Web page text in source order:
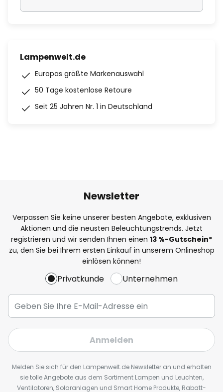
Lampenwelt.de
Europas größte Markenauswahl
50 Tage kostenlose Retoure
Seit 25 Jahren Nr. 1 in Deutschland
Newsletter
Verpassen Sie keine unserer besten Angebote, exklusiven
Aktionen und die neusten Beleuchtungstrends. Jetzt
registrieren und wir senden Ihnen einen 13 %-Gutschein*
zu, den Sie bei Ihrem ersten Einkauf in unserem Onlineshop
einlösen können!
Privatkunde Unternehmen
Anmelden
Melden Sie sich für den Lampenwelt.de Newsletter an und erhalten
sie tolle Angebote aus dem Sortiment Lampen und Leuchten,
Ventilatoren, Solaranlagen und Smart Home Produkte, Rabatt-